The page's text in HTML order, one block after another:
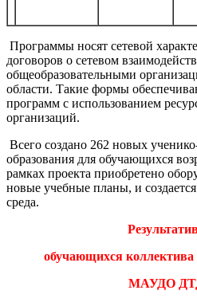
Программы носят сетевой
договоров о сетевом
общеобразовательными
области. Такие формы
программ с использованием
организаций.
Всего создано 262 новых
образования для обучающихся
рамках проекта приобретено
новые учебные планы, и создается
среда.
обучающихся
МАУДО